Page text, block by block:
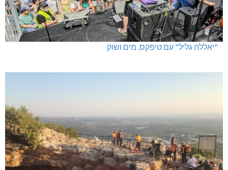
"יאללה גליל" עם טיפקס, מים ושוק